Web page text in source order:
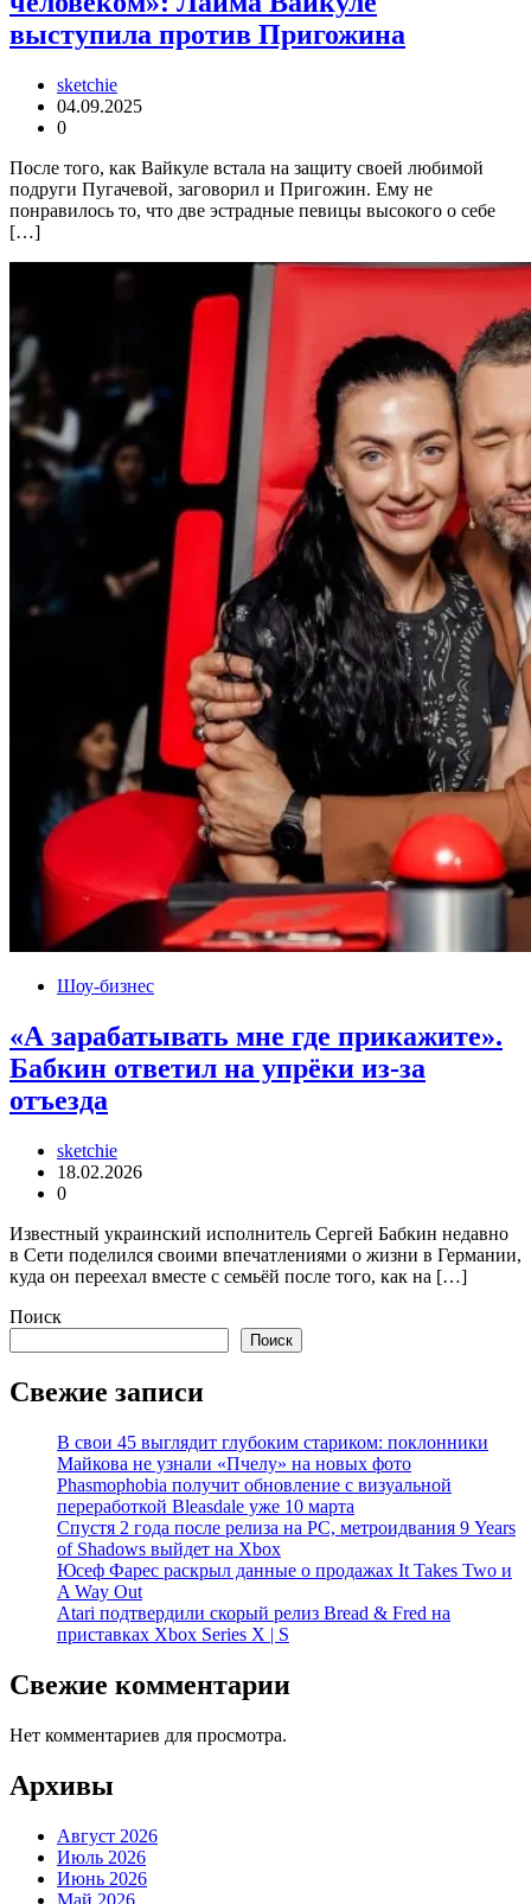
выступила против Пригожина
sketchie
04.09.2025
0
После того, как Вайкуле встала на защиту своей любимой
подруги Пугачевой, заговорил и Пригожин. Ему не
понравилось то, что две эстрадные певицы высокого о себе
[…]
Шоу-бизнес
«А зарабатывать мне где прикажите».
Бабкин ответил на упрёки из-за
отъезда
sketchie
18.02.2026
0
Известный украинский исполнитель Сергей Бабкин недавно
в Сети поделился своими впечатлениями о жизни в Германии,
куда он переехал вместе с семьёй после того, как на […]
Поиск
Поиск
Свежие записи
В свои 45 выглядит глубоким стариком: поклонники
Майкова не узнали «Пчелу» на новых фото
Phasmophobia получит обновление с визуальной
переработкой Bleasdale уже 10 марта
Спустя 2 года после релиза на PC, метроидвания 9 Years
of Shadows выйдет на Xbox
Юсеф Фарес раскрыл данные о продажах It Takes Two и
A Way Out
Atari подтвердили скорый релиз Bread & Fred на
приставках Xbox Series X | S
Свежие комментарии
Нет комментариев для просмотра.
Архивы
Август 2026
Июль 2026
Июнь 2026
Май 2026